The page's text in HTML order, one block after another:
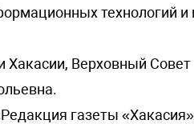
технологий
Хакасии, Верховный
газеты